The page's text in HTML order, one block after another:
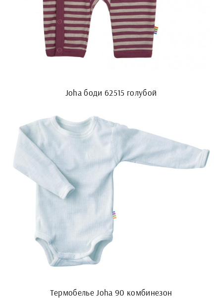
Joha боди 62515 голубой
Термобелье Joha 90 комбинезон